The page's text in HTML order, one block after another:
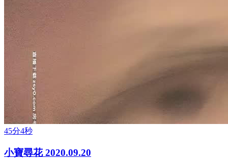
45分4秒
小寶尋花 2020.09.20